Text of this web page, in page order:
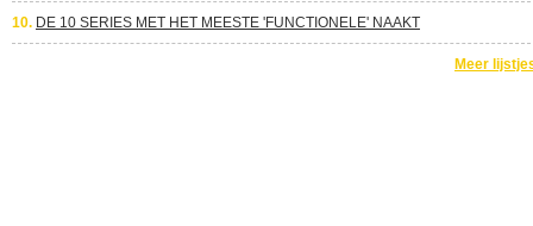
10. DE 10 SERIES MET HET MEESTE 'FUNCTIONELE' NAAKT
Meer